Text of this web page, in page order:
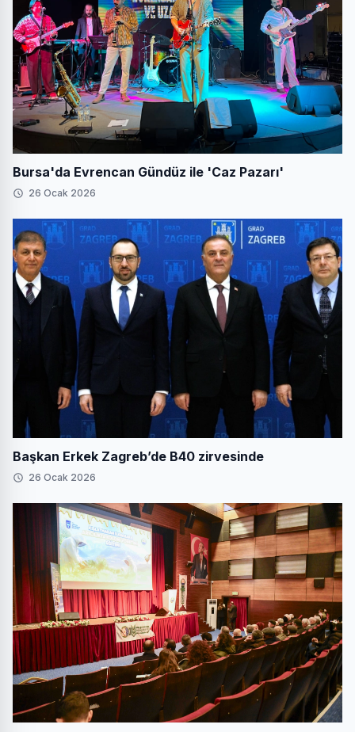
Bursa'da Evrencan Gündüz ile 'Caz Pazarı'
26 Ocak 2026
Başkan Erkek Zagreb’de B40 zirvesinde
26 Ocak 2026